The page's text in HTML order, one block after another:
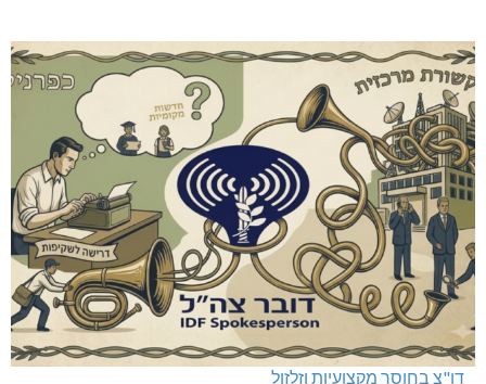
דו"צ בחוסר מקצועיות וזלזול